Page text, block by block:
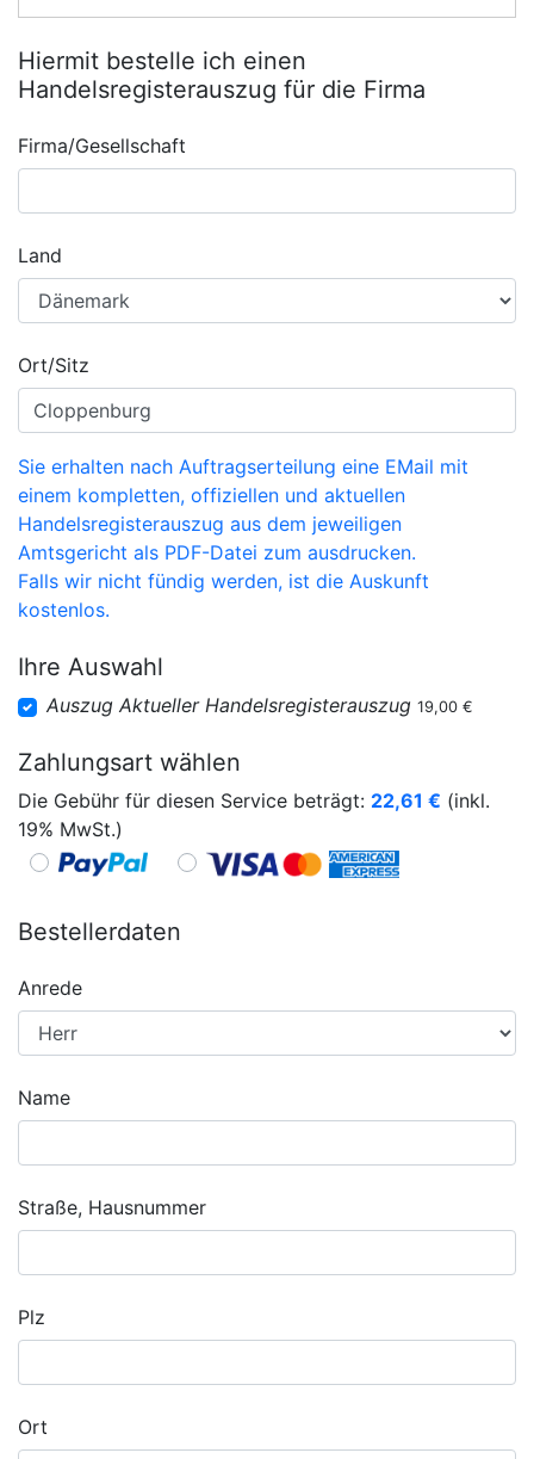
Hiermit bestelle ich einen
Handelsregisterauszug für die Firma
Firma/Gesellschaft
Land
Ort/Sitz
Sie erhalten nach Auftragserteilung eine EMail mit
einem kompletten, offiziellen und aktuellen
Handelsregisterauszug aus dem jeweiligen
Amtsgericht als PDF-Datei zum ausdrucken.
Falls wir nicht fündig werden, ist die Auskunft
kostenlos.
Ihre Auswahl
Auszug Aktueller Handelsregisterauszug 19,00 €
Zahlungsart wählen
Die Gebühr für diesen Service beträgt: 22,61 € (inkl.
19% MwSt.)
Bestellerdaten
Anrede
Name
Straße, Hausnummer
Plz
Ort